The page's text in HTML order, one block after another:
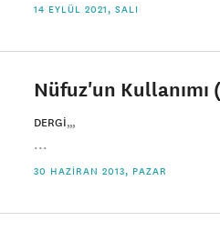
14 EYLÜL 2021, SALI
Nüfuz'un Kullanımı
DERGI
...
30 HAZIRAN 2013, PAZAR